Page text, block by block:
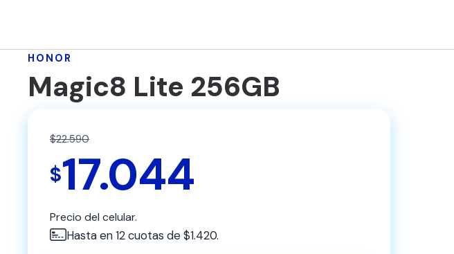
HONOR
Magic8 Lite 256GB
$22.590
$17.044
Precio del celular.
Hasta en 12 cuotas de $1.420.